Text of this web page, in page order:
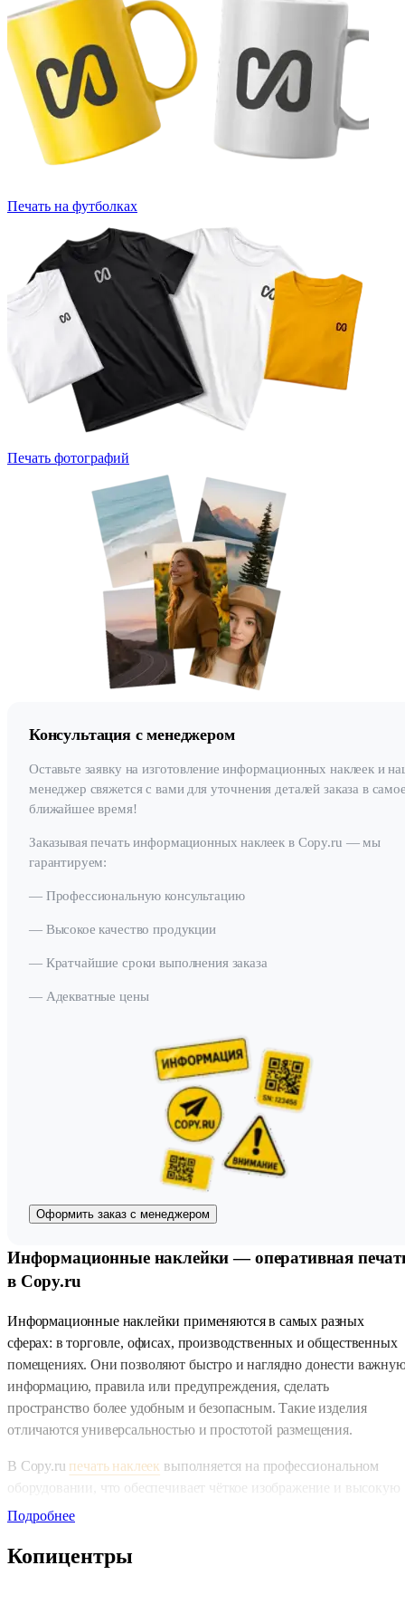
Печать на футболках
Печать фотографий
Консультация с менеджером
Оставьте заявку на изготовление информационных наклеек и
менеджер свяжется с вами для уточнения деталей заказа в
ближайшее время!
Заказывая печать информационных наклеек в Copy.ru — мы
гарантируем:
— Профессиональную консультацию
— Высокое качество продукции
— Кратчайшие сроки выполнения заказа
— Адекватные цены
Оформить заказ с менеджером
Информационные наклейки — оперативная
в Copy.ru
Информационные наклейки применяются в самых разных
сферах: в торговле, офисах, производственных и общественных
помещениях. Они позволяют быстро и наглядно донести
информацию, правила или предупреждения, сделать
пространство более удобным и безопасным. Такие изделия
отличаются универсальностью и простотой размещения.
В Copy.ru печать наклеек выполняется на профессиональном
оборудовании, что обеспечивает чёткое изображение и высокую
читаемость текста. Используемые материалы гарантируют
частом контакте или эксплуатации в условиях повышенной
Подробнее
Копицентры